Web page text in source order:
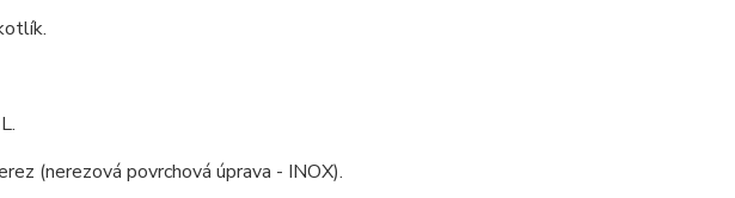
(nerezová povrchová úprava - INOX).